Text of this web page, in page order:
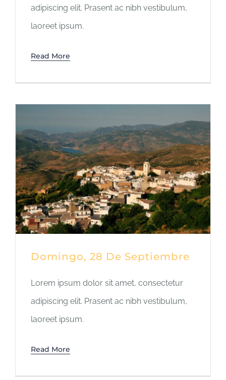
adipiscing elit. Prasent ac nibh vestibulum,
laoreet ipsum.
Read More
Domingo, 28 De Septiembre
Lorem ipsum dolor sit amet, consectetur
adipiscing elit. Prasent ac nibh vestibulum,
laoreet ipsum.
Read More